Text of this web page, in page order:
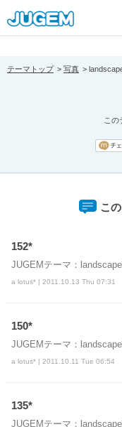
[pear_error:
prefix="" info=""]
テーマトップ 写真
この
こ
152*
JUGEMテーマ：
a lotus* | 2011.10.13 Thu 07:31
150*
JUGEMテーマ：
a lotus* | 2011.10.11 Tue 06:54
135*
JUGEMテーマ：